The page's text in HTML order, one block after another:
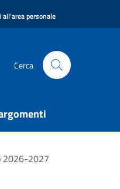
all'area personale
Cerca
2026-2027